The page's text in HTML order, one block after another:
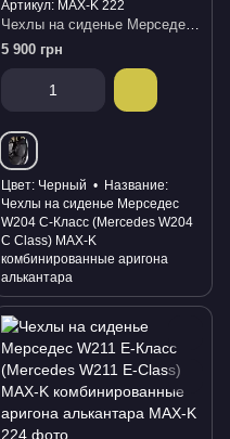
Артикул: MAX-K 222
Чехлы на сиденье Мерседес W204 С-Класс (Mercedes W204 С Class) MAX-K комбинированные аригона алькантара
5 900 грн
Цвет Черный
Название
Чехлы на сиденье Мерседес
W204 С-Класс (Mercedes W204
С Class) MAX-K
комбинированные аригона
алькантара